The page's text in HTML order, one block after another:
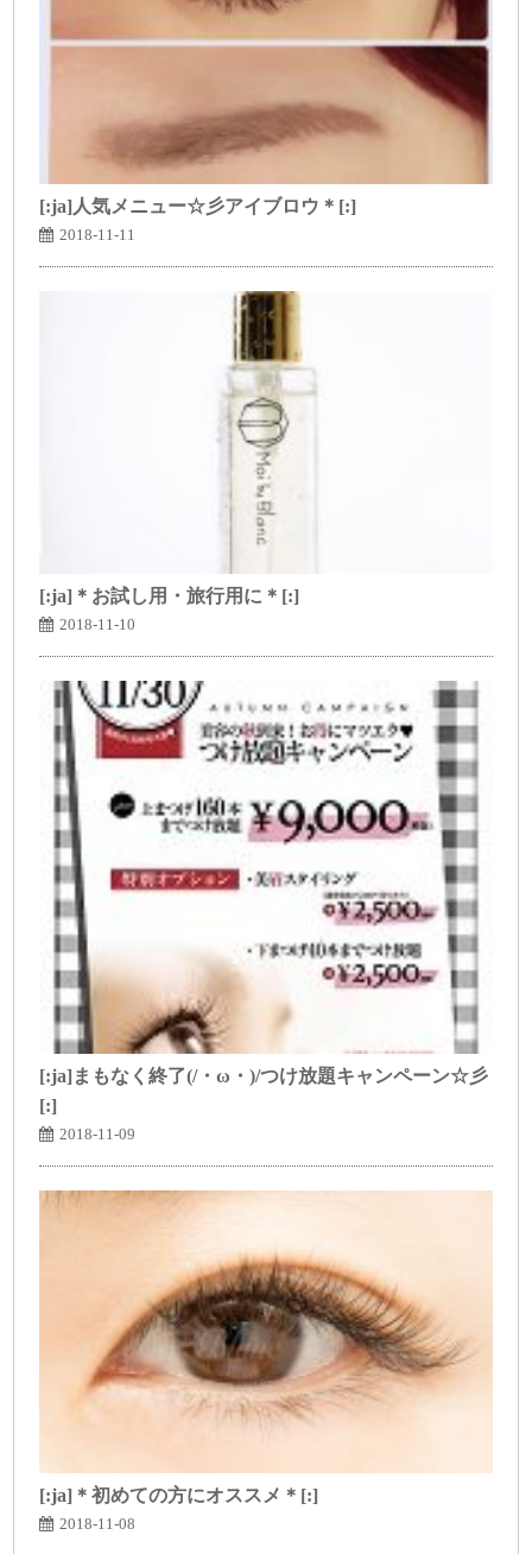
[:ja]人気メニュー☆彡アイブロウ＊[:]
2018-11-11
[:ja]＊お試し用・旅行用に＊[:]
2018-11-10
[:ja]まもなく終了(/・ω・)/つけ放題キャンペーン☆彡
[:]
2018-11-09
[:ja]＊初めての方にオススメ＊[:]
2018-11-08